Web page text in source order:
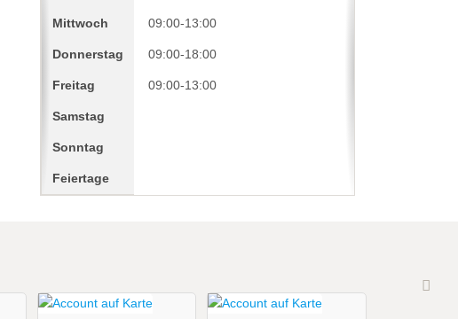
Mittwoch
Donnerstag
Freitag
Samstag
Sonntag
Feiertage
09:00-13:00
09:00-18:00
09:00-13:00